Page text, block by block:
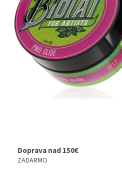
Doprava nad 150€
ZADARMO